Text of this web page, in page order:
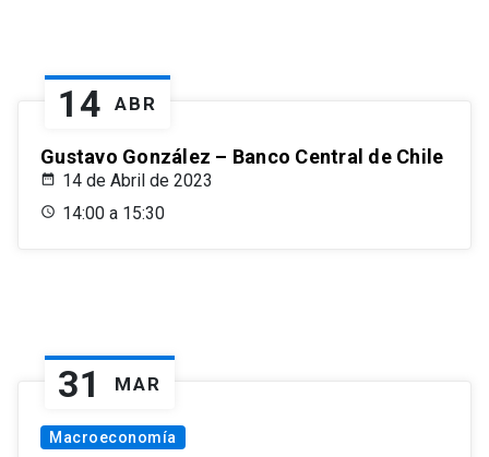
14 ABR
Gustavo González – Banco Central de Chile
14 de Abril de 2023
14:00 a 15:30
31 MAR
Macroeconomía